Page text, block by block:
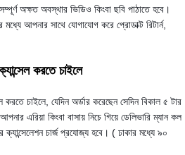
অক্ষত অবস্থার ভিডিও কিংবা ছবি পাঠাতে হবে।
আপনার সাথে যোগাযোগ করে প্রোডাক্ট রিটার্ন,
করতে চাইলে
চাইলে, যেদিন অর্ডার করেছেন সেদিন বিকাল ৫ টার
এরিয়া কিংবা বাসায় নিচে গিয়ে ডেলিভারি ম্যান কল
ক্যান্সেলেশন চার্জ প্রযোজ্য হবে। ( ঢাকার মধ্যে ৯০